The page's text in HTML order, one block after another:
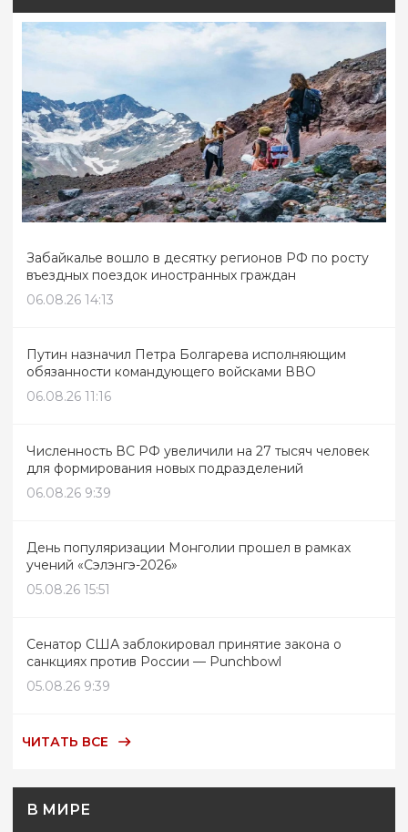
Забайкалье вошло в десятку регионов РФ по росту
въездных поездок иностранных граждан
06.08.26 14:13
Путин назначил Петра Болгарева исполняющим
обязанности командующего войсками ВВО
06.08.26 11:16
Численность ВС РФ увеличили на 27 тысяч человек
для формирования новых подразделений
06.08.26 9:39
День популяризации Монголии прошел в рамках
учений «Сэлэнгэ-2026»
05.08.26 15:51
Сенатор США заблокировал принятие закона о
санкциях против России — Punchbowl
05.08.26 9:39
ЧИТАТЬ ВСЕ
В МИРЕ